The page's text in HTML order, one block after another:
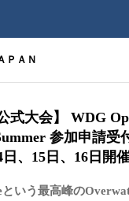
ＰＡＮ
式大会】 WDG
参加申請受
、15日、16日開催
いう最高峰の